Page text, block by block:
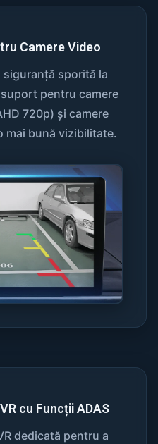
Camere Video
sporită la
pentru camere
720p) și camere
mai bună vizibilitate.
cu Funcții ADAS
dedicată pentru a